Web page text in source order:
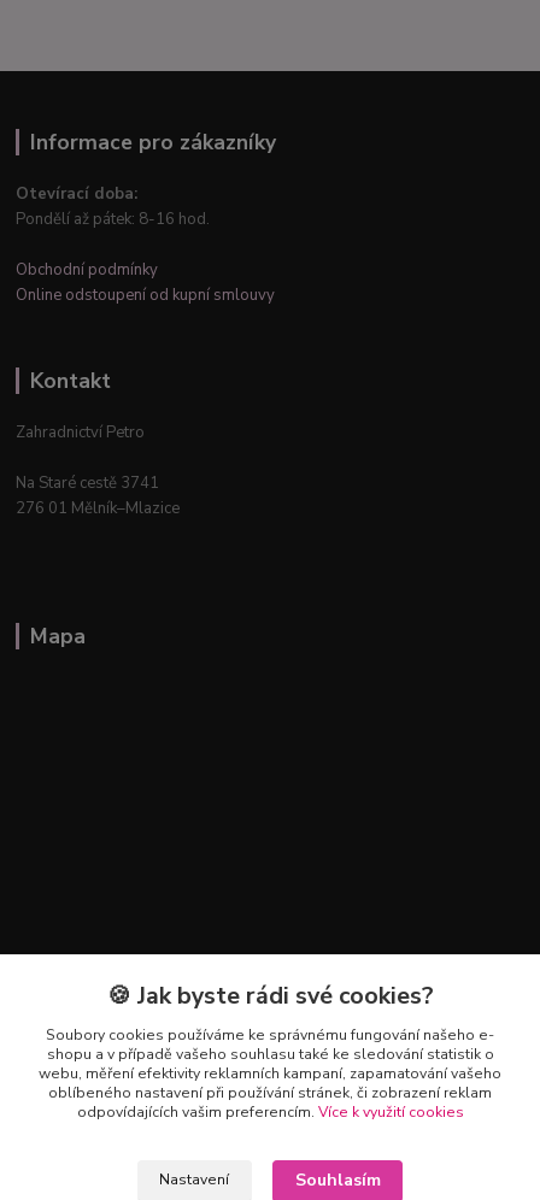
Informace pro zákazníky
Otevírací doba:
Pondělí až pátek: 8-16 hod.
Obchodní podmínky
Online odstoupení od kupní smlouvy
Kontakt
Zahradnictví Petro
Na Staré cestě 3741
276 01 Mělník–Mlazice
Mapa
Kontakty
+420 602 223 614
info@zahradnictvipetro.cz
🍪 Jak byste rádi své cookies?
Soubory cookies používáme ke správnému fungování našeho e-
shopu a v případě vašeho souhlasu také ke sledování statistik o
webu, měření efektivity reklamních kampaní, zapamatování vašeho
oblíbeného nastavení při používání stránek, či zobrazení reklam
odpovídajících vašim preferencím. Více k využití cookies
Nastavení Souhlasím